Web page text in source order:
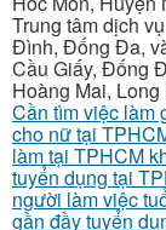
Trung tâm dịch
Đình, Đống Đa,
Cầu Giấy, Đống
Hoàng Mai,
Cần tìm việc làm
cho nữ tại
làm tại TPHCM
tuyển dụng tại
người làm việc
gần đầy tuyển